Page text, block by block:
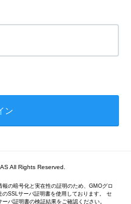
All Rights Reserved.
報の暗号化と実在性の証明のため、GMOグロ
のSSLサーバ証明書を使用しております。 セ
バ証明書の検証結果をご確認ください。